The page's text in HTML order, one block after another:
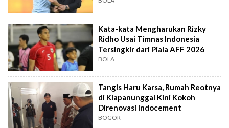
Kata-kata Mengharukan Rizky
Ridho Usai Timnas Indonesia
Tersingkir dari Piala AFF 2026
BOLA
Tangis Haru Karsa, Rumah Reotnya
di Klapanunggal Kini Kokoh
Direnovasi Indocement
BOGOR